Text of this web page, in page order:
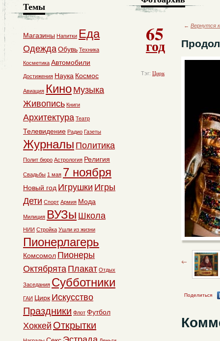
65
год
Тэг: Цирк
← Вернутся
Поделиться
Темы
Магазины Напитки Еда
ОдеждаОбувь Техника
Косметика Автомобили
Достижения Наука Космос
Авиация Кино Музыка
Живопись Книги
Архитектура Театр
Телевидение Радио Газеты
Журналы Политика
Полит бюро Астрология Религия
Свадьбы 1 мая 7 ноября
Новый год Игрушки Игры
Дети Спорт Армия Мода
Милиция ВУЗы Школа
НИИ Стройка Ушли из жизни
Пионерлагерь
Комсомол Пионеры
Октябрята Плакат Отдых
Заседания Субботники
ГАИ Цирк Искусство
Праздники Флот Футбол
Хоккей Открытки